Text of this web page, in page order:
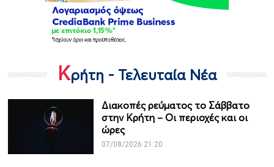
Κρήτη - Τελευταία Νέα
Διακοπές ρεύματος το Σάββατο
στην Κρήτη – Οι περιοχές και οι
ώρες
07/08/2026 21:20